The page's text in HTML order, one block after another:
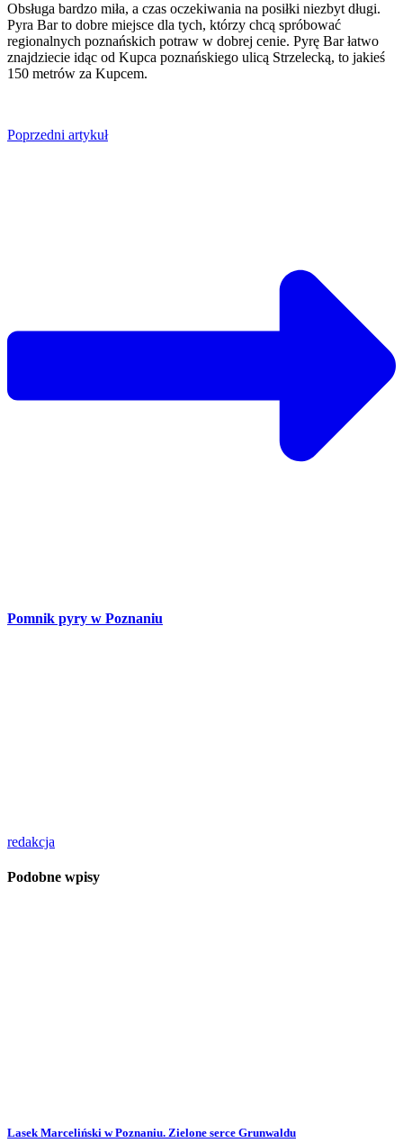
Obsługa bardzo miła, a czas oczekiwania na posiłki niezbyt długi.
Pyra Bar to dobre miejsce dla tych, którzy chcą spróbować
regionalnych poznańskich potraw w dobrej cenie. Pyrę Bar łatwo
znajdziecie idąc od Kupca poznańskiego ulicą Strzelecką, to jakieś
150 metrów za Kupcem.
Poprzedni artykuł
Pomnik pyry w Poznaniu
redakcja
Podobne wpisy
Lasek Marceliński w Poznaniu. Zielone serce Grunwaldu